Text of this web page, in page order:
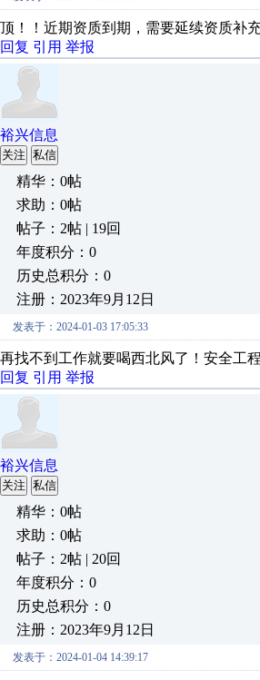
顶！！近期资质到期，需要延续资质补
回复 引用 举报
裕兴信息
关注 私信
精华：0帖
求助：0帖
帖子：2帖 | 19回
年度积分：0
历史总积分：0
注册：2023年9月12日
发表于：2024-01-03 17:05:33
再找不到工作就要喝西北风了！安全工
回复 引用 举报
裕兴信息
关注 私信
精华：0帖
求助：0帖
帖子：2帖 | 20回
年度积分：0
历史总积分：0
注册：2023年9月12日
发表于：2024-01-04 14:39:17